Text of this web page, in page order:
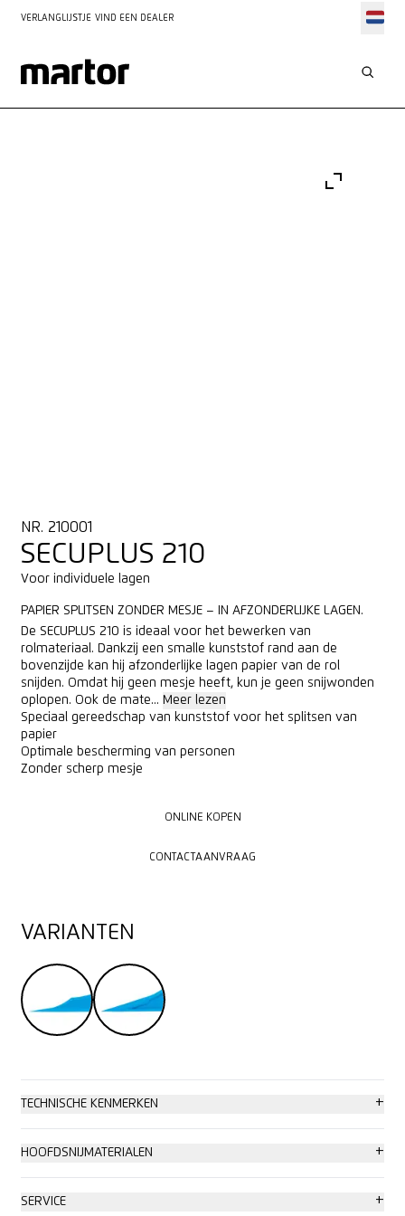
VERLANGLIJSTJE VIND EEN DEALER
NR. 210001
SECUPLUS 210
Voor individuele lagen
PAPIER SPLITSEN ZONDER MESJE – IN AFZONDERLIJKE LAGEN.
De SECUPLUS 210 is ideaal voor het bewerken van
rolmateriaal. Dankzij een smalle kunststof rand aan de
bovenzijde kan hij afzonderlijke lagen papier van de rol
snijden. Omdat hij geen mesje heeft, kun je geen snijwonden
oplopen. Ook de mate... Meer lezen
Speciaal gereedschap van kunststof voor het splitsen van
papier
Optimale bescherming van personen
Zonder scherp mesje
ONLINE KOPEN
CONTACTAANVRAAG
VARIANTEN
TECHNISCHE KENMERKEN +
Extra veiligheid
Zonder mesje
HOOFDSNIJMATERIALEN +
Folie- en papierbanen
SERVICE +